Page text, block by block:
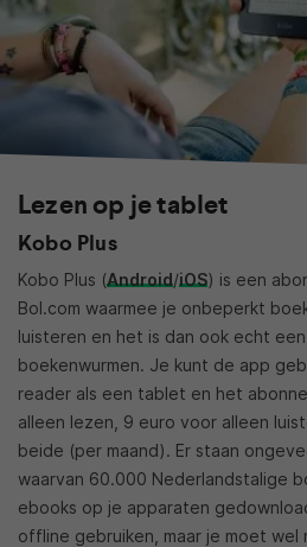
Lezen op je tablet
Kobo Plus
Kobo Plus (Android/iOS) is een
Bol.com waarmee je onbeperkt
luisteren en het is dan ook echt
boekenwurmen. Je kunt de app
reader als een tablet en het
alleen lezen, 9 euro voor alleen
beide (per maand). Er staan
waarvan 60.000 Nederlandstalige
ebooks op je apparaten
offline gebruiken, maar je moet wel